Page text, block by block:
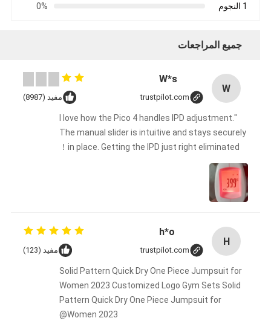
1 النجوم
0%
جميع المراجعات
W
W*s
trustpilot.com مفيد (8987)
"I love how the Pico 4 handles IPD adjustment.
The manual slider is intuitive and stays securely
in place. Getting the IPD just right eliminated！
H
h*o
trustpilot.com مفيد (123)
Solid Pattern Quick Dry One Piece Jumpsuit for
Women 2023 Customized Logo Gym Sets Solid
Pattern Quick Dry One Piece Jumpsuit for
Women 2023@